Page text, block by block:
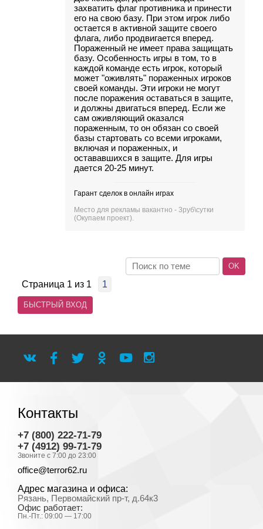
захватить флаг противника и принести
его на свою базу. При этом игрок либо
остается в активной защите своего
флага, либо продвигается вперед.
Пораженный не имеет права защищать
базу. Особенность игры в том, то в
каждой команде есть игрок, который
может "оживлять" пораженных игроков
своей команды. Эти игроки не могут
после поражения оставаться в защите,
и должны двигаться вперед. Если же
сам оживляющий оказался
пораженным, то он обязан со своей
базы стартовать со всеми игроками,
включая и пораженных, и
остававшихся в защите. Для игры
дается 20-25 минут.
Гарант сделок в онлайн играх
Место для рекламы вакантно - 3руб\сутки
(Окупаем проект).
Страница 1 из 1 1
Контакты
+7 (800) 222-71-79
+7 (4912) 99-71-79
Звоните с 7:00 до 23:00
office@terror62.ru
Адрес магазина и офиса:
Рязань, Первомайский пр-т, д.64к3
Офис работает:
Пн.-Пт.: 09:00 — 17:00